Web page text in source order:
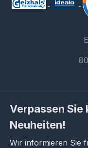
Verpassen Sie
Neuheiten!
Wir informieren Sie